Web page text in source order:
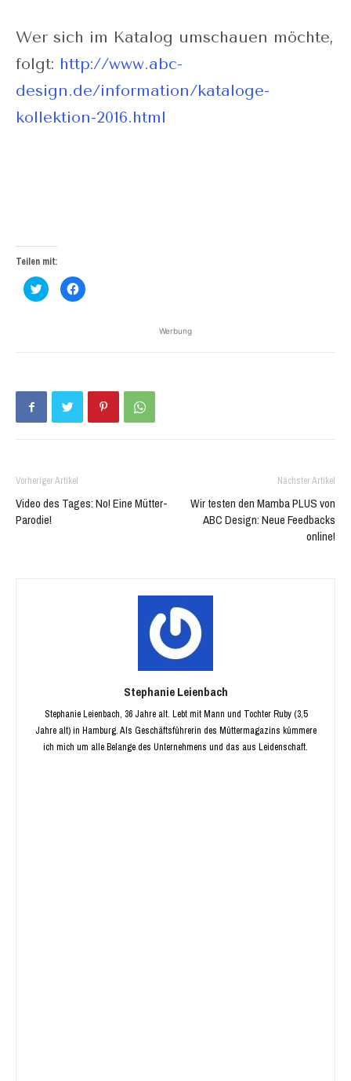
Wer sich im Katalog umschauen möchte,
folgt: http://www.abc-
design.de/information/kataloge-
kollektion-2016.html
Teilen mit:
Klick,
um
Klick,
um
Werbung
Vorheriger Artikel
Video des Tages: No! Eine Mütter-
Parodie!
Nächster Artikel
Wir testen den Mamba PLUS von
ABC Design: Neue Feedbacks
online!
Stephanie Leienbach
Stephanie Leienbach, 36 Jahre alt. Lebt mit Mann und Tochter Ruby (3,5
Jahre alt) in Hamburg. Als Geschäftsführerin des Müttermagazins kümmere
ich mich um alle Belange des Unternehmens und das aus Leidenschaft.